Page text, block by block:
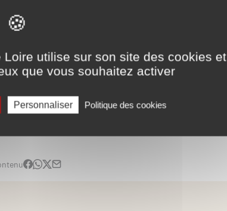
temporaires
Voir plus
utilise sur son site des cookies et
que vous souhaitez activer
Personnaliser Politique des cookies